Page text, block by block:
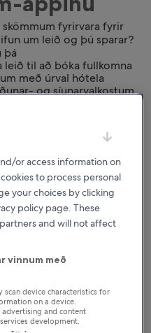
fyrirvara fyrir
um leið og þú sparar?
þá
til að bóka fullkomna
með úrval hótela
og síunarvalkostum
þú
viljum að þú elskir hann.
Android
or access information on
to process personal
your choices by clicking
policy page. These
and will not affect
vinnum með
device characteristics for
on a device.
advertising and content
development.